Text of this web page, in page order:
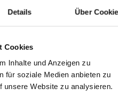
Details Über
Cookies
Inhalte und Anzeigen zu
für soziale Medien anbieten zu
unsere Website zu analysieren.